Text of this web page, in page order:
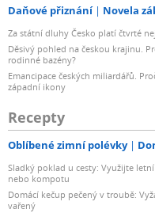
Daňové přiznání Novela
Za státní dluhy Česko platí čtvrté
Děsivý pohled na českou krajinu.
rodinné bazény?
Emancipace českých miliardářů.
západní ikony
Recepty
Oblíbené zimní polévky
Sladký poklad u cesty: Využijte
nebo kompotu
Domácí kečup pečený v troubě:
vařený